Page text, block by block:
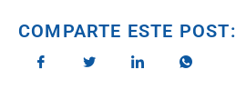
COMPARTE ESTE POST: